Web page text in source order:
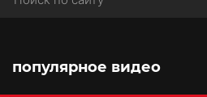
популярное видео